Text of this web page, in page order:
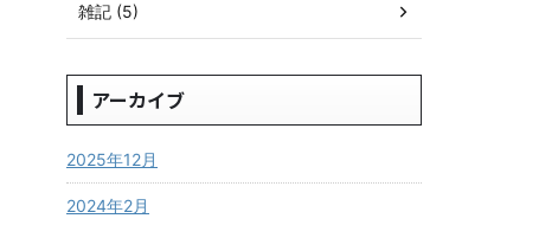
雑記 (5)
アーカイブ
2025年12月
2024年2月